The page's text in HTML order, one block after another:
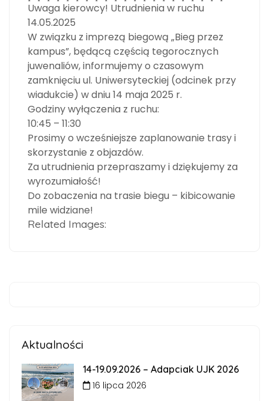
Uwaga kierowcy! Utrudnienia w ruchu
14.05.2025
W związku z imprezą biegową „Bieg przez
kampus”, będącą częścią tegorocznych
juwenaliów, informujemy o czasowym
zamknięciu ul. Uniwersyteckiej (odcinek przy
wiadukcie) w dniu 14 maja 2025 r.
Godziny wyłączenia z ruchu:
10:45 – 11:30
Prosimy o wcześniejsze zaplanowanie trasy i
skorzystanie z objazdów.
Za utrudnienia przepraszamy i dziękujemy za
wyrozumiałość!
Do zobaczenia na trasie biegu – kibicowanie
mile widziane!
Related Images:
Aktualności
14-19.09.2026 – Adapciak UJK 2026
16 lipca 2026